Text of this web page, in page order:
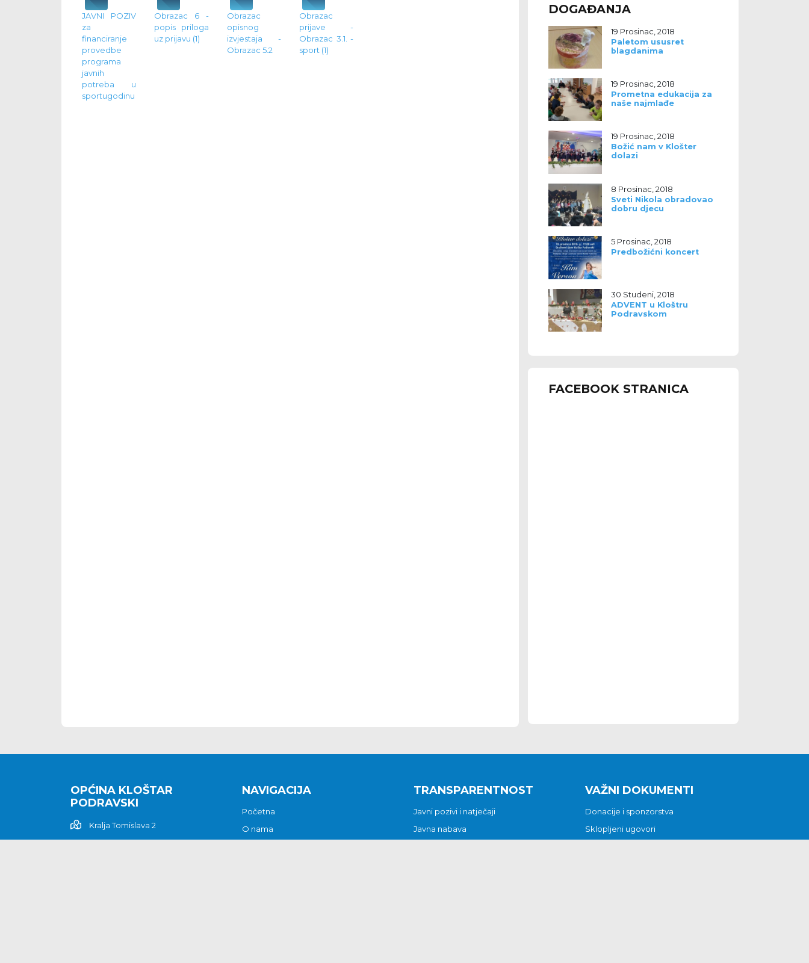
JAVNI POZIV
za
financiranje
provedbe
programa
javnih
potreba u
sportugodinu
Obrazac 6 -
popis priloga
uz prijavu (1)
Obrazac
opisnog
izvjestaja -
Obrazac 5.2
Obrazac
prijave -
Obrazac 3.1. -
sport (1)
DOGAĐANJA
19 Prosinac, 2018
Paletom ususret
blagdanima
19 Prosinac, 2018
Prometna edukacija za
naše najmlađe
19 Prosinac, 2018
Božić nam v Klošter
dolazi
8 Prosinac, 2018
Sveti Nikola obradovao
dobru djecu
5 Prosinac, 2018
Predbožićni koncert
30 Studeni, 2018
ADVENT u Kloštru
Podravskom
FACEBOOK STRANICA
OPĆINA KLOŠTAR
PODRAVSKI
Kralja Tomislava 2
NAVIGACIJA
Početna
O nama
TRANSPARENTNOST
Javni pozivi i natječaji
Javna nabava
VAŽNI DOKUMENTI
Donacije i sponzorstva
Sklopljeni ugovori